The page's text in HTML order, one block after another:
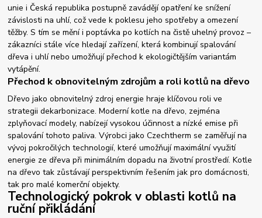
unie i Česká republika postupně zavádějí opatření ke snížení
závislosti na uhlí, což vede k poklesu jeho spotřeby a omezení
těžby. S tím se mění i poptávka po kotlích na čistě uhelný provoz –
zákazníci stále více hledají zařízení, která kombinují spalování
dřeva i uhlí nebo umožňují přechod k ekologičtějším variantám
vytápění.
Přechod k obnovitelným zdrojům a roli kotlů na dřevo
Dřevo jako obnovitelný zdroj energie hraje klíčovou roli ve
strategii dekarbonizace. Moderní kotle na dřevo, zejména
zplyňovací modely, nabízejí vysokou účinnost a nízké emise při
spalování tohoto paliva. Výrobci jako Czechtherm se zaměřují na
vývoj pokročilých technologií, které umožňují maximální využití
energie ze dřeva při minimálním dopadu na životní prostředí. Kotle
na dřevo tak zůstávají perspektivním řešením jak pro domácnosti,
tak pro malé komerční objekty.
Technologický pokrok v oblasti kotlů na
ruční přikládání